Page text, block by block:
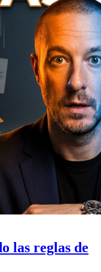
las reglas de